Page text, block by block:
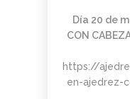
CON
CABEZA –
JUNIO 2026
4
BOLETÍN
MAYO 2026
Día 20 de
CON
https://
en-ajedrez-